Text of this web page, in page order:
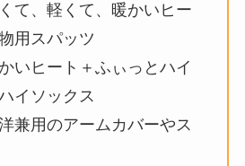
て、軽くて、暖かいヒー
用スパッツ
いヒート＋ふぃっとハイ
イソックス
兼用のアームカバーやス